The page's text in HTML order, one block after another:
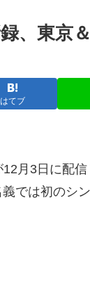
、東京＆
はてブ
月3日に配
では初のシ